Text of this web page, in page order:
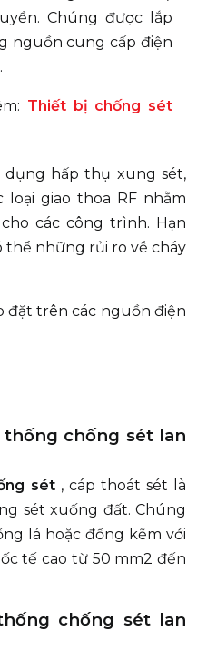
Chúng được lắp
nguồn cung cấp điện
Thiết bị chống sét
dụng hấp thụ xung sét,
giao thoa RF nhằm
các công trình. Hạn
thể những rủi ro về cháy
đặt trên các nguồn điện
chống sét lan
sét , cáp thoát sét là
sét xuống đất. Chúng
lá hoặc đồng kẽm với
tế cao từ 50 mm2 đến
chống sét lan